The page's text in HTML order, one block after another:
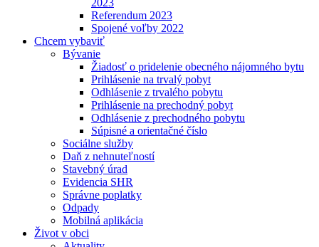
2023
Referendum 2023
Spojené voľby 2022
Chcem vybaviť
Bývanie
Žiadosť o pridelenie obecného nájomného bytu
Prihlásenie na trvalý pobyt
Odhlásenie z trvalého pobytu
Prihlásenie na prechodný pobyt
Odhlásenie z prechodného pobytu
Súpisné a orientačné číslo
Sociálne služby
Daň z nehnuteľností
Stavebný úrad
Evidencia SHR
Správne poplatky
Odpady
Mobilná aplikácia
Život v obci